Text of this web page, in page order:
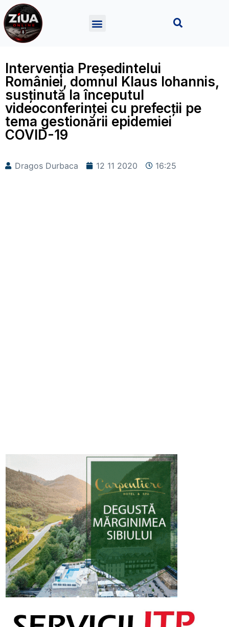
Intervenția Președintelui
României, domnul Klaus Iohannis,
susținută la începutul
videoconferinței cu prefecții pe
tema gestionării epidemiei
COVID-19
Dragos Durbaca 12 11 2020 16:25